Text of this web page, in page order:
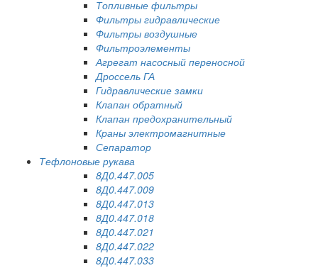
Топливные фильтры
Фильтры гидравлические
Фильтры воздушные
Фильтроэлементы
Агрегат насосный переносной
Дроссель ГА
Гидравлические замки
Клапан обратный
Клапан предохранительный
Краны электромагнитные
Сепаратор
Тефлоновые рукава
8Д0.447.005
8Д0.447.009
8Д0.447.013
8Д0.447.018
8Д0.447.021
8Д0.447.022
8Д0.447.033